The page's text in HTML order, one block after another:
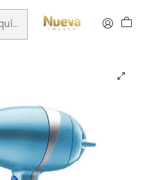
Secadores
CELESTE